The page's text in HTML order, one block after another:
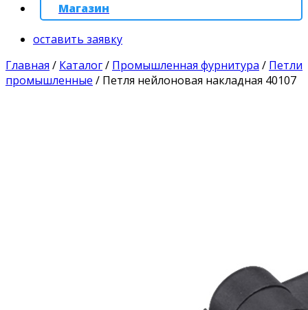
Магазин
оставить заявку
Главная / Каталог/ Промышленная фурнитура / Петли
промышленные / Петля нейлоновая накладная 40107